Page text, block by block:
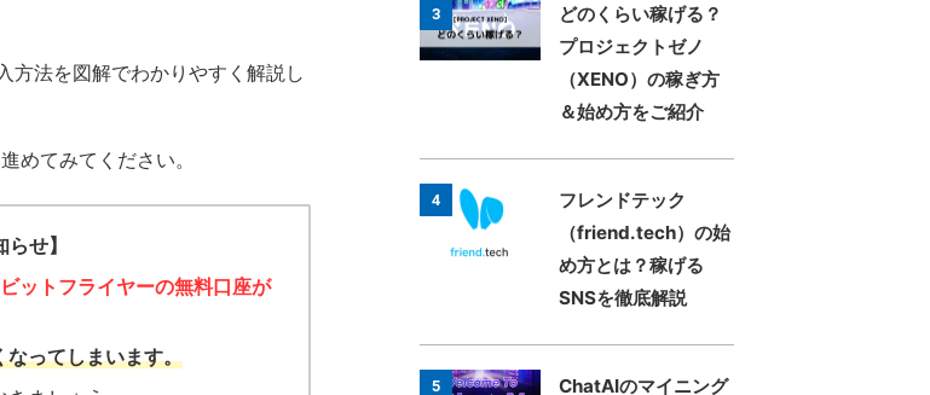
方法を図解でわかりやすく解説し
めてみてください。
せ】
ビットフライヤーの無料口座が
なってしまいます。
3
どのくらい稼げる？
プロジェクトゼノ
（XENO）の稼ぎ方
＆始め方をご紹介
4
フレンドテック
（friend.tech）の始
め方とは？稼げる
SNSを徹底解説
5
ChatAIのマイニング